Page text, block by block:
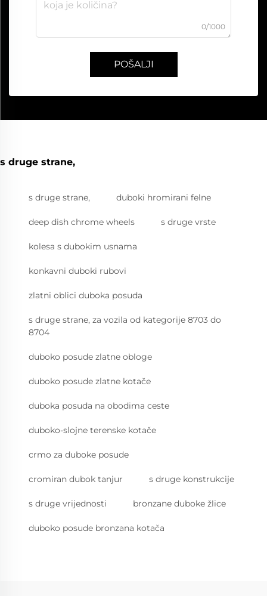
0/1000
POŠALJI
s druge strane,
s druge strane, duboki hromirani felne
deep dish chrome wheels s druge vrste
kolesa s dubokim usnama
konkavni duboki rubovi
zlatni oblici duboka posuda
s druge strane, za vozila od kategorije 8703 do
8704
duboko posude zlatne obloge
duboko posude zlatne kotače
duboka posuda na obodima ceste
duboko-slojne terenske kotače
crmo za duboke posude
cromiran dubok tanjur s druge konstrukcije
s druge vrijednosti bronzane duboke žlice
duboko posude bronzana kotača